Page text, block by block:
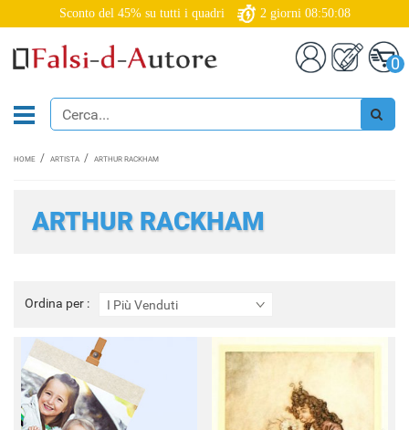
Sconto del 45% su tutti i quadri 2 giorni 08:50:06
0
HOME ARTISTA ARTHUR RACKHAM
ARTHUR RACKHAM
Ordina per : I Più Venduti
Ordina
per